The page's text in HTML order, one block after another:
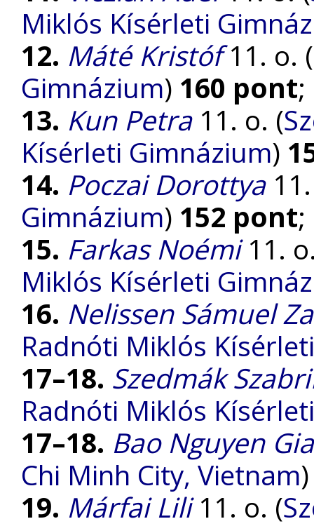
Miklós Kísérleti
12. Máté Kristóf11. o. (
Gimnázium) 160 pont;
13. Kun Petra11. o. (
Kísérleti Gimnázium)
14. Poczai Dorottya
Gimnázium) 152 pont;
15. Farkas Noémi11.
Miklós Kísérleti
16. Nelissen Sámuel
Radnóti Miklós
17–18. Szedmák
Radnóti Miklós
17–18. Bao Nguyen Gia
Chi Minh City, Vietnam
19. Márfai Lili11. o. (